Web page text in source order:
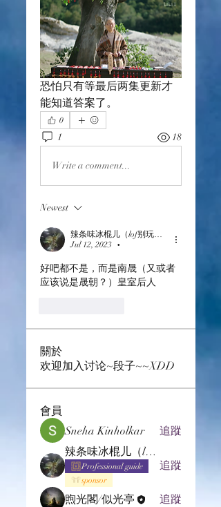
恐怕只有等最后两集更新才
能知道答案了。
0
1 18
Write a comment...
Newest
Jul 12, 2023
•
好吧都不是，而是南晟（又或者
应该说是晟朝？）皇室后人
關於
欢迎加入讨论~段子~~XDD
會員
Sneha Kinholkar
追蹤
辣条味冰棍儿（lof别玩了要氪金的）
Professional guide
sponsor
追蹤
煦光閣/似光亭
追蹤